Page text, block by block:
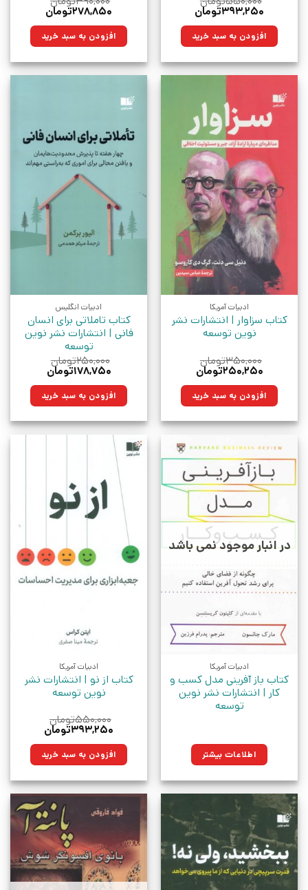
قیمت
۵۵۰,۰۰۰تومان
بود.
۳۹۳,۲۵۰تومان
۳۹۳,۲۵۰تومان.افزودن به سبد خرید
قیمت
۳۹۰,۰۰۰تومان
بود.
۲۷۸,۸۵۰تومان
۲۷۸,۸۵۰تومان.افزودن به سبد خرید
ادبیات آمریکا
کتاب سزاوار | انتشارات نشر
نوین توسعه
۳۵۰,۰۰۰تومان
قیمت
۳۵۰,۰۰۰تومان
بود.
۲۵۰,۲۵۰تومان
۲۵۰,۲۵۰تومان.افزودن به سبد خرید
ادبیات انگلیس
کتاب تاملاتی برای انسان
فانی | انتشارات نشر نوین
توسعه
۲۵۰,۰۰۰تومان
قیمت
۲۵۰,۰۰۰تومان
بود.
۱۷۸,۷۵۰تومان
۱۷۸,۷۵۰تومان.افزودن به سبد خرید
در انبار موجود نمی باشد
ادبیات آمریکا
کتاب باز آفرینی مدل کسب و
کار | انتشارات نشر نوین
توسعه
اطلاعات بیشتر
ادبیات آمریکا
کتاب از نو | انتشارات نشر
نوین توسعه
۵۵۰,۰۰۰تومان
قیمت
۵۵۰,۰۰۰تومان
بود.
۳۹۳,۲۵۰تومان
۳۹۳,۲۵۰تومان.افزودن به سبد خرید